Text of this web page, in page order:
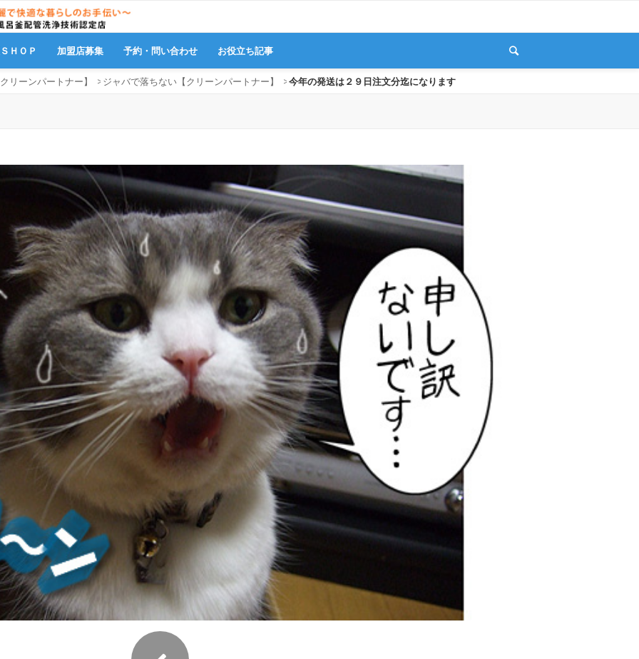
ＨＯＰ 加盟店募集 予約・問い合わせ お役立ち記事
リーンパートナー】 > ジャバで落ちない【クリーンパートナー】 >今年の発送は２９日注文分迄になります